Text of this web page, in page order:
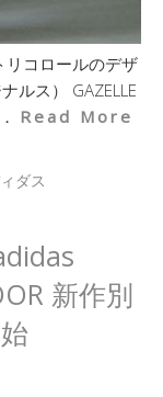
リコロールのデザ
ルス） GAZELLE
Read More
ダス
新作別